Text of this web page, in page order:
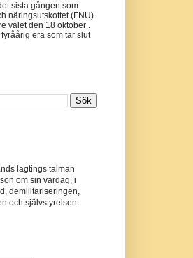
sista gången som
näringsutskottet (FNU)
valet den 18 oktober .
fyråårig era som tar slut
lagtings talman
om sin vardag, i
demilitariseringen,
och självstyrelsen.